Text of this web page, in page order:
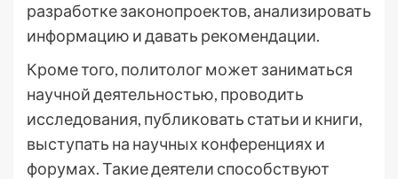
разработке законопроектов, анализировать
информацию и давать рекомендации.
Кроме того, политолог может заниматься
научной деятельностью, проводить
исследования, публиковать статьи и книги,
выступать на научных конференциях и
форумах. Такие деятели способствуют